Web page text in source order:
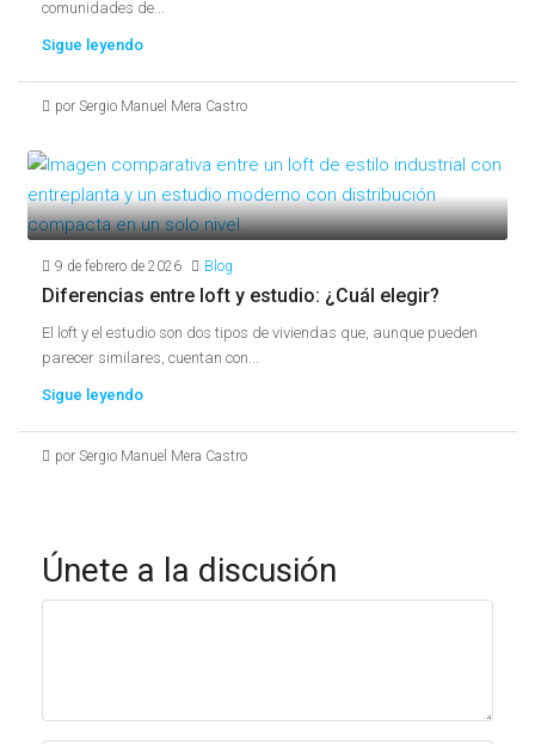
comunidades de...
Sigue leyendo
por Sergio Manuel Mera Castro
9 de febrero de 2026 Blog
Diferencias entre loft y estudio: ¿Cuál elegir?
El loft y el estudio son dos tipos de viviendas que, aunque pueden
parecer similares, cuentan con...
Sigue leyendo
por Sergio Manuel Mera Castro
Únete a la discusión